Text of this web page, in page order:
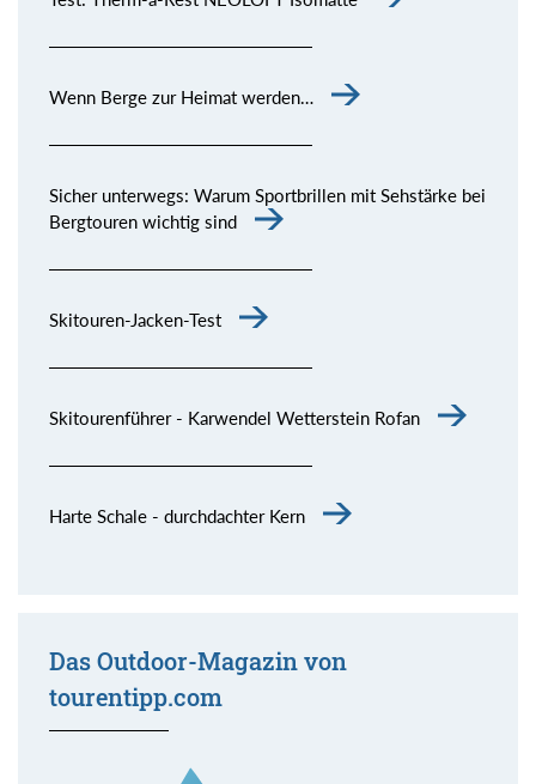
Wenn Berge zur Heimat werden…
Sicher unterwegs: Warum Sportbrillen mit Sehstärke bei
Bergtouren wichtig sind
Skitouren-Jacken-Test
Skitourenführer - Karwendel Wetterstein Rofan
Harte Schale - durchdachter Kern
Das Outdoor-Magazin von
tourentipp.com